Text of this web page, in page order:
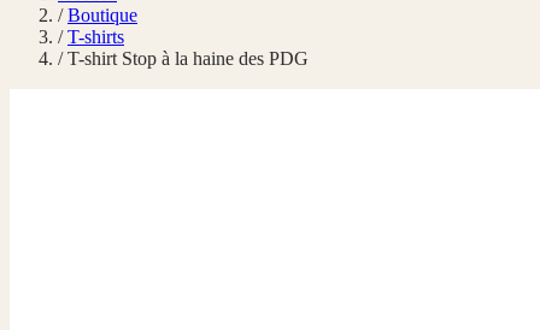
/ Boutique
/ T-shirts
/ T-shirt Stop à la haine des PDG